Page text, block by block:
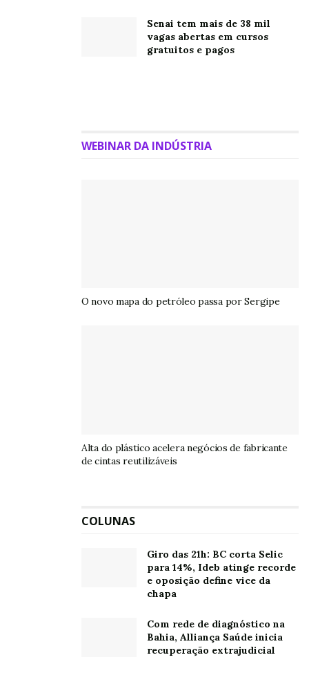
Senai tem mais de 38 mil
vagas abertas em cursos
gratuitos e pagos
WEBINAR DA INDÚSTRIA
O novo mapa do petróleo passa por Sergipe
Alta do plástico acelera negócios de fabricante
de cintas reutilizáveis
COLUNAS
Giro das 21h: BC corta Selic
para 14%, Ideb atinge recorde
e oposição define vice da
chapa
Com rede de diagnóstico na
Bahia, Alliança Saúde inicia
recuperação extrajudicial